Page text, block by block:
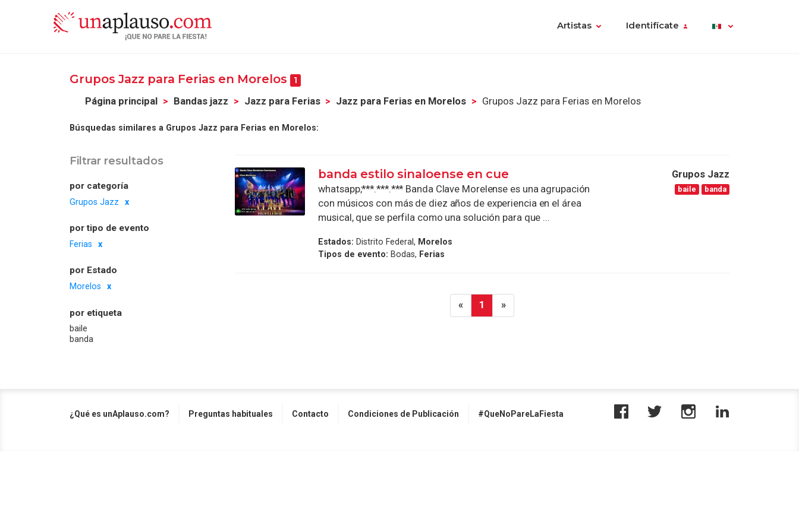
Artistas Identifícate
Grupos Jazz para Ferias en Morelos 1
Página principal Bandas jazz Jazz para Ferias Jazz para Ferias en Morelos Grupos Jazz para Ferias en Morelos
Búsquedas similares a Grupos Jazz para Ferias en Morelos:
Filtrar resultados
por categoría
Grupos Jazz
por tipo de evento
Ferias
por Estado
Morelos
por etiqueta
baile
banda
banda estilo sinaloense en cue
whatsapp;***.***.*** Banda Clave Morelense es una agrupación
con músicos con más de diez años de experiencia en el área
musical, que se perfila como una solución para que ...
Estados: Distrito Federal, Morelos
Tipos de evento: Bodas, Ferias
Grupos Jazz
baile banda
« 1 »
¿Qué es unAplauso.com? Preguntas habituales Contacto Condiciones de Publicación #QueNoPareLaFiesta